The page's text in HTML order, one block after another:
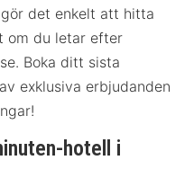
det enkelt att hitta
om du letar efter
Boka ditt sista
exklusiva erbjudanden
hotell i